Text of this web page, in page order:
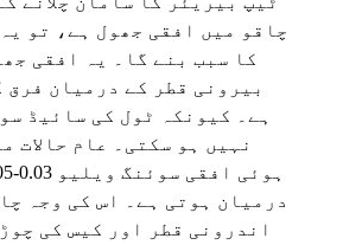
چاقو میں افقی جھول ہے، تو
کا سبب بنے گا۔ یہ افقی
بیرونی قطر کے درمیان فرق
ہے۔ کیونکہ ٹول کی سائیڈ
نہیں ہو سکتی۔ عام حالات
درمیان ہوتی ہے۔ اس کی وجہ
اندرونی قطر اور کیس کی